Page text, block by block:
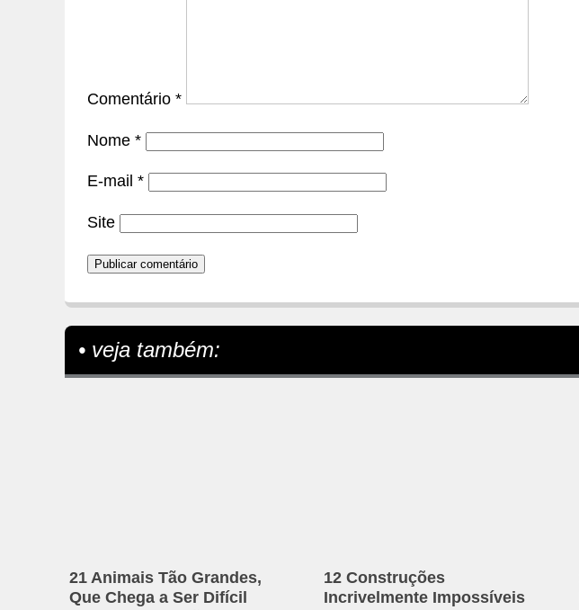
Comentário *
Nome *
E-mail *
Site
• veja também:
21 Animais Tão Grandes,
Que Chega a Ser Difícil
12 Construções
Incrivelmente Impossíveis